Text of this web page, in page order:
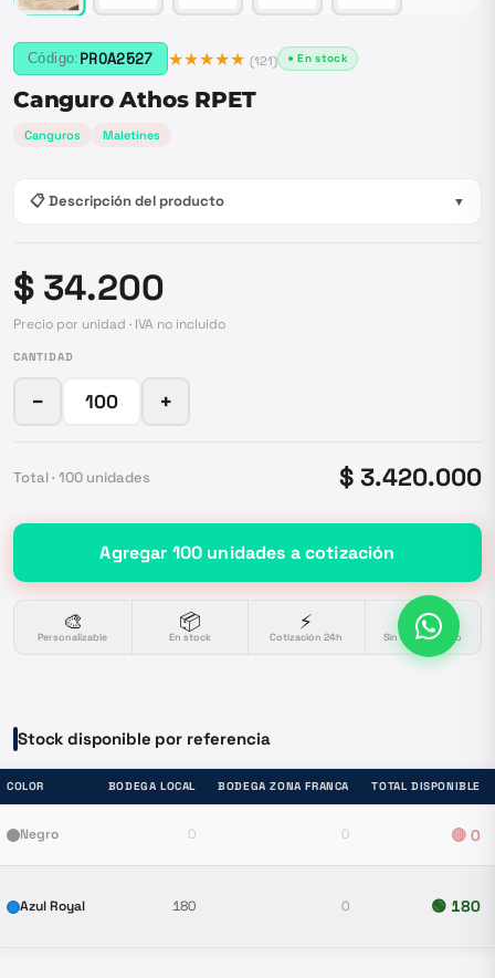
Código: PROA2527 ★★★★★ (121) ● En stock
Canguro Athos RPET
Canguros Maletines
📋 Descripción del producto ▼
$ 34.200
Precio por unidad · IVA no incluido
CANTIDAD
− +
Total · 100 unidades $ 3.420.000
Agregar 100 unidades a cotización
🎨
Personalizable
📦
En stock
⚡
Cotización 24h
🔒
Sin compromiso
Stock disponible por referencia
COLOR BODEGA LOCAL BODEGA ZONA FRANCA TOTAL DISPONIBLE
Negro 0 0 🔴 0
Azul Royal 180 0 🟢 180